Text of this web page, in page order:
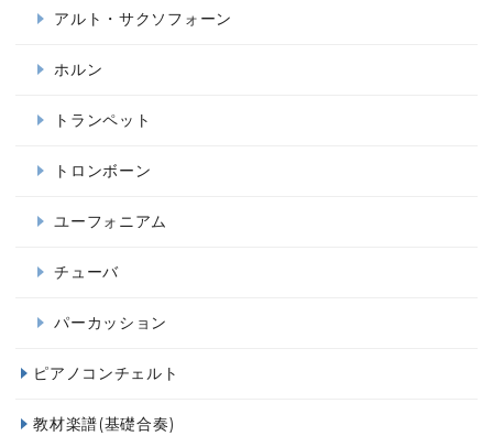
アルト・サクソフォーン
ホルン
トランペット
トロンボーン
ユーフォニアム
チューバ
パーカッション
ピアノコンチェルト
教材楽譜(基礎合奏)